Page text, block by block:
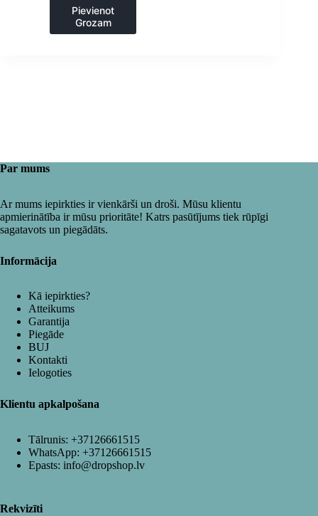
un transporta ratiņi
Virtuve
Pievienot
Grozam
Par mums
Ar mums iepirkties ir vienkārši un droši. Mūsu klientu
apmierinātība ir mūsu prioritāte! Katrs pasūtījums tiek rūpīgi
sagatavots un piegādāts.
Informācija
Kā iepirkties?
Atteikums
Garantija
Piegāde
BUJ
Kontakti
Ielogoties
Klientu apkalpošana
Tālrunis: +37126661515
WhatsApp: +37126661515
Epasts: info@dropshop.lv
Rekvizīti